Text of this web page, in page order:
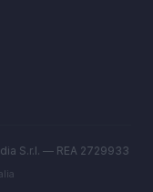
S.r.l. — REA 2729933